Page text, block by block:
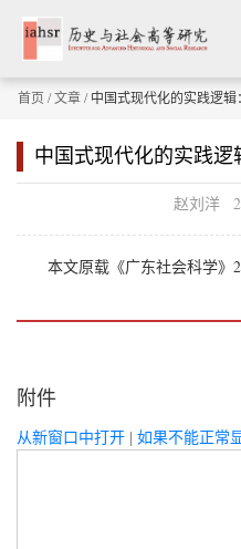
首页 /文章 / 中国式现代化的实践逻
中国式现代化的实践
赵刘洋
本文原载《广东社会科学》
附件
从新窗口中打开 | 如果不能正常